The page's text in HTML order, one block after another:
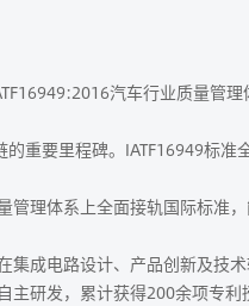
汽车行业质量管理
要里程碑。IATF16949标准
理体系上全面接轨国际标准
成电路设计、产品创新及技
研发，累计获得200余项专利